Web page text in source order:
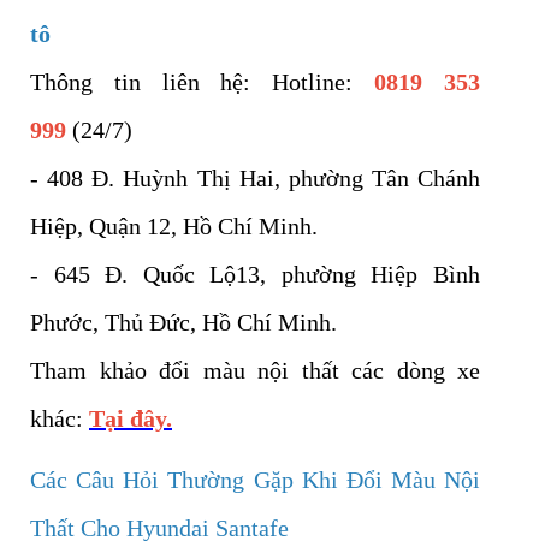
tô
Thông tin liên hệ: Hotline:0819 353
999 (24/7)
- 408 Đ. Huỳnh Thị Hai, phường Tân Chánh
Hiệp, Quận 12, Hồ Chí Minh.
- 645 Đ. Quốc Lộ13, phường Hiệp Bình
Phước, Thủ Đức, Hồ Chí Minh.
Tham khảo đổi màu nội thất các dòng xe
khác: Tại đây.
Các Câu Hỏi Thường Gặp Khi Đổi Màu Nội
Thất Cho Hyundai Santafe